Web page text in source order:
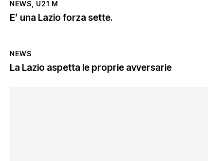
NEWS U21 M
E’ una Lazio forza sette.
NEWS
La Lazio aspetta le proprie avversarie